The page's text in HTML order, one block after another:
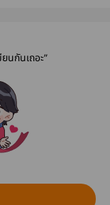
นกันเถอะ”